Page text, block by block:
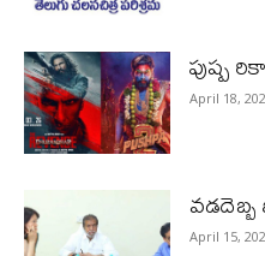
పుష్ప
April 18,
వడదెబ్బ
April 15,